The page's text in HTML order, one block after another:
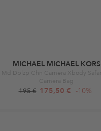
MICHAEL MICHAEL KORS
Camera Bag
195 € 175,50 € -10%